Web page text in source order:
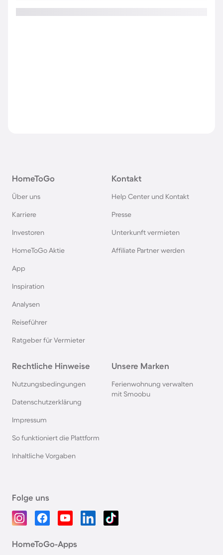
HomeToGo
Über uns
Karriere
Investoren
HomeToGo Aktie
App
Inspiration
Analysen
Reiseführer
Ratgeber für Vermieter
Kontakt
Help Center und Kontakt
Presse
Unterkunft vermieten
Affiliate Partner werden
Rechtliche Hinweise
Nutzungsbedingungen
Datenschutzerklärung
Impressum
So funktioniert die Plattform
Inhaltliche Vorgaben
Unsere Marken
Ferienwohnung verwalten
mit Smoobu
Folge uns
HomeToGo-Apps